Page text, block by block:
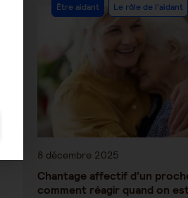
Être aidant Le rôle de l'aidant
8 décembre 2025
Chantage affectif d’un
comment réagir quand on